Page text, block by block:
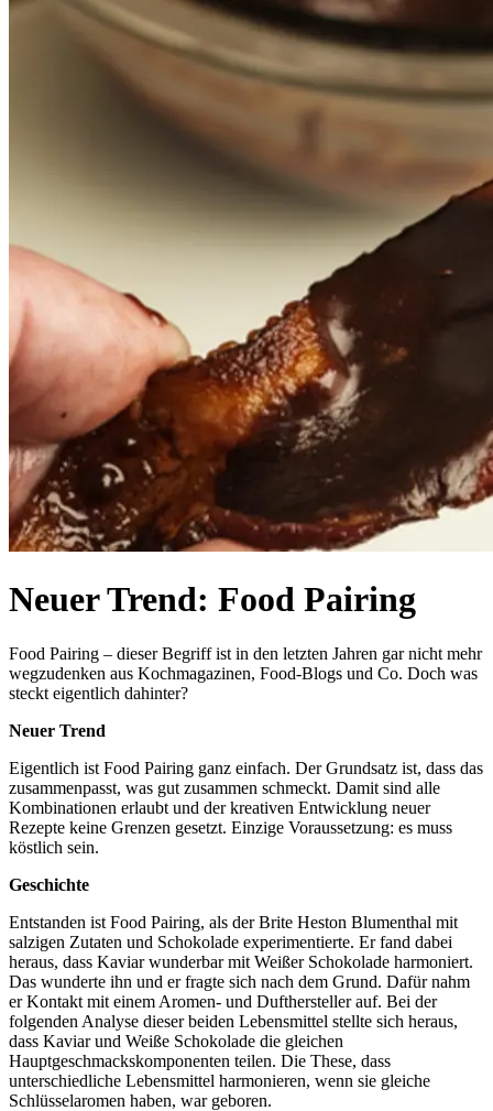
Neuer Trend: Food Pairing
Food Pairing – dieser Begriff ist in den letzten Jahren gar nicht mehr
wegzudenken aus Kochmagazinen, Food-Blogs und Co. Doch was
steckt eigentlich dahinter?
Neuer Trend
Eigentlich ist Food Pairing ganz einfach. Der Grundsatz ist, dass das
zusammenpasst, was gut zusammen schmeckt. Damit sind alle
Kombinationen erlaubt und der kreativen Entwicklung neuer
Rezepte keine Grenzen gesetzt. Einzige Voraussetzung: es muss
köstlich sein.
Geschichte
Entstanden ist Food Pairing, als der Brite Heston Blumenthal mit
salzigen Zutaten und Schokolade experimentierte. Er fand dabei
heraus, dass Kaviar wunderbar mit Weißer Schokolade harmoniert.
Das wunderte ihn und er fragte sich nach dem Grund. Dafür nahm
er Kontakt mit einem Aromen- und Dufthersteller auf. Bei der
folgenden Analyse dieser beiden Lebensmittel stellte sich heraus,
dass Kaviar und Weiße Schokolade die gleichen
Hauptgeschmackskomponenten teilen. Die These, dass
unterschiedliche Lebensmittel harmonieren, wenn sie gleiche
Schlüsselaromen haben, war geboren.